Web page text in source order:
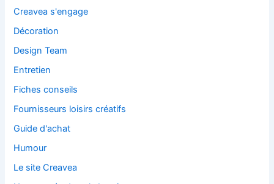
Creavea s'engage
Décoration
Design Team
Entretien
Fiches conseils
Fournisseurs loisirs créatifs
Guide d'achat
Humour
Le site Creavea